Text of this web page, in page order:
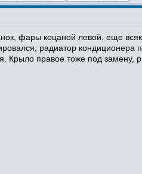
фары коцаной левой, еще
радиатор кондиционера
правое тоже под замену,